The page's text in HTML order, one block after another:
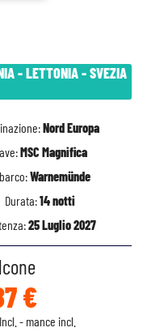
- LETTONIA - SVEZIA
Nord Europa
MSC Magnifica
Warnemünde
Durata:14 notti
25 Luglio 2027
€
- mance incl.